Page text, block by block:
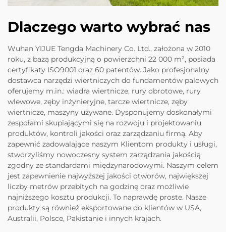
Dlaczego warto wybrać nas
Wuhan YIJUE Tengda Machinery Co. Ltd., założona w 2010
roku, z bazą produkcyjną o powierzchni 22 000 m², posiada
certyfikaty ISO9001 oraz 60 patentów. Jako profesjonalny
dostawca narzędzi wiertniczych do fundamentów palowych
oferujemy m.in.: wiadra wiertnicze, rury obrotowe, rury
wlewowe, zęby inżynieryjne, tarcze wiertnicze, zęby
wiertnicze, maszyny używane. Dysponujemy doskonałymi
zespołami skupiającymi się na rozwoju i projektowaniu
produktów, kontroli jakości oraz zarządzaniu firmą. Aby
zapewnić zadowalające naszym Klientom produkty i usługi,
stworzyliśmy nowoczesny system zarządzania jakością
zgodny ze standardami międzynarodowymi. Naszym celem
jest zapewnienie najwyższej jakości otworów, największej
liczby metrów przebitych na godzinę oraz możliwie
najniższego kosztu produkcji. To naprawdę proste. Nasze
produkty są również eksportowane do klientów w USA,
Australii, Polsce, Pakistanie i innych krajach.